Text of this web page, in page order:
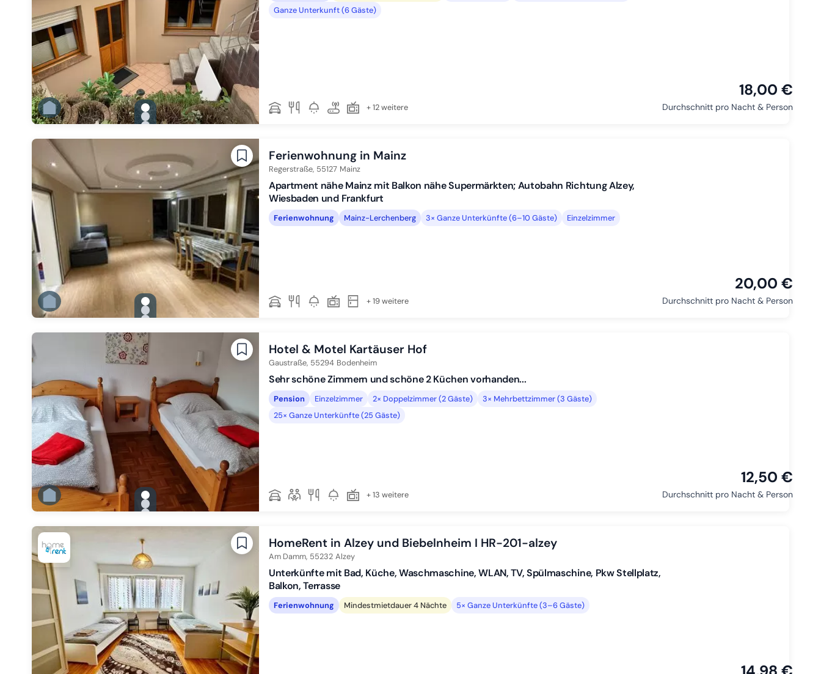
gallery.slide_selector
Zu Slide 1 wechseln
Zu Slide 2 wechseln
Zu Slide 5 wechseln
Zu Slide 6 wechseln
Ganze Unterkunft (6 Gäste)
+ 12 weitere
18,00 €
Durchschnitt pro Nacht & Person
gallery.slide_selector
Zu Slide 1 wechseln
Zu Slide 2 wechseln
Zu Slide 4 wechseln
Zu Slide 5 wechseln
Zu Slide 6 wechseln
Ferienwohnung in Mainz
Regerstraße, 55127 Mainz
Apartment nähe Mainz mit Balkon nähe Supermärkten; Autobahn Richtung Alzey,
Wiesbaden und Frankfurt
Ferienwohnung Mainz-Lerchenberg 3× Ganze Unterkünfte (6–10 Gäste) Einzelzimmer
+ 19 weitere
20,00 €
Durchschnitt pro Nacht & Person
gallery.slide_selector
Zu Slide 1 wechseln
Zu Slide 2 wechseln
Zu Slide 5 wechseln
Hotel & Motel Kartäuser Hof
Gaustraße, 55294 Bodenheim
Sehr schöne Zimmern und schöne 2 Küchen vorhanden...
Pension Einzelzimmer 2× Doppelzimmer (2 Gäste)
3× Mehrbettzimmer (3 Gäste)
25× Ganze Unterkünfte (25 Gäste)
+ 13 weitere
12,50 €
Durchschnitt pro Nacht & Person
HomeRent in Alzey und Biebelnheim I HR-201-alzey
Am Damm, 55232 Alzey
Unterkünfte mit Bad, Küche, Waschmaschine, WLAN, TV, Spülmaschine, Pkw Stellplatz,
Balkon, Terrasse
Ferienwohnung Mindestmietdauer 4 Nächte 5× Ganze Unterkünfte (3–6 Gäste)